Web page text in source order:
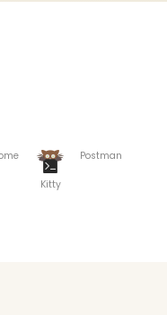
Kitty
Postman